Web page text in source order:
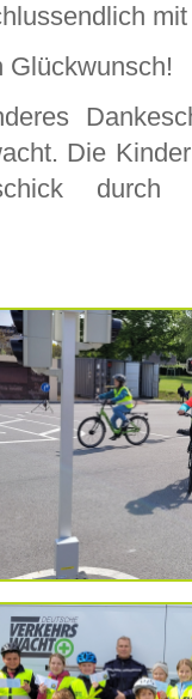
Glückwunsch!
Die
durch